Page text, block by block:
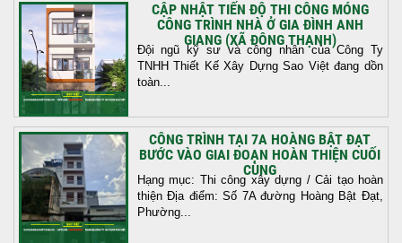
CẬP NHẬT TIẾN ĐỘ THI CÔNG MÓNG
CÔNG TRÌNH NHÀ Ở GIA ĐÌNH ANH
GIANG (XÃ ĐÔNG THẠNH)
Đội ngũ kỹ sư và công nhân của Công Ty
TNHH Thiết Kế Xây Dựng Sao Việt đang dồn
toàn...
CÔNG TRÌNH TẠI 7A HOÀNG BẬT ĐẠT
BƯỚC VÀO GIAI ĐOẠN HOÀN THIỆN CUỐI
CÙNG
Hạng mục: Thi công xây dựng / Cải tạo hoàn
thiện Địa điểm: Số 7A đường Hoàng Bật Đạt,
Phường...